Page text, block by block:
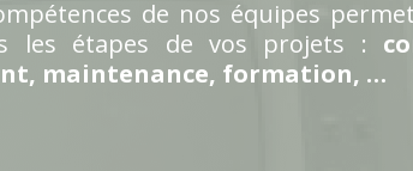
de nos équipes
les étapes de vos projets :
maintenance, formation, …